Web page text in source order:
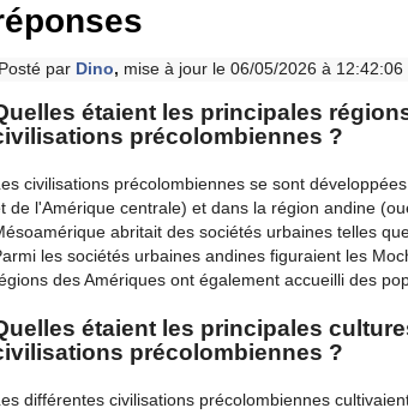
Posté par Dino, mise à jour le 06/05/2026 à 12:42:06
étaient les principales
précolombiennes ?
civilisations précolombiennes se sont
de l'Amérique centrale) et dans la région andine
abritait des sociétés urbaines telles
les sociétés urbaines andines figuraient les
des Amériques ont également accueilli des
étaient les principales
précolombiennes ?
différentes civilisations précolombiennes